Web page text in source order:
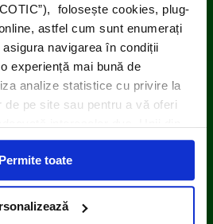
folosește cookies, plug-
astfel cum sunt enumerați
navigarea în condiții
experiență mai bună de
analize statistice cu privire la
pe site sau pentru a vă oferi
sunt plasați de către ECOTIC
sunt cookie-uri dintr-un domeniu
ului web pe care îl vizitați (cookie-
Detalii și Despre informații
Permite toate